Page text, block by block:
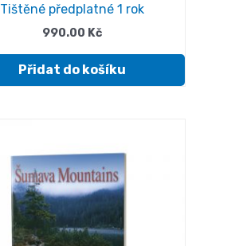
Tištěné předplatné 1 rok
990.00 Kč
Přidat do košíku